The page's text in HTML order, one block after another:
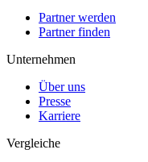
Partner werden
Partner finden
Unternehmen
Über uns
Presse
Karriere
Vergleiche